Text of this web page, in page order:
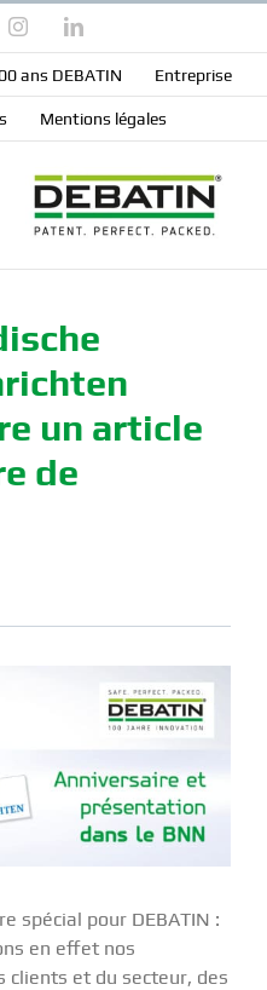
InstagramLinkedIn
ans DEBATIN Entreprise
Mentions légales
un article
de
spécial pour DEBATIN :
en effet nos
clients et du secteur, des